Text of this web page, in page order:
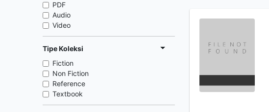
PDF
Audio
Video
Tipe Koleksi
Fiction
Non Fiction
Reference
Textbook